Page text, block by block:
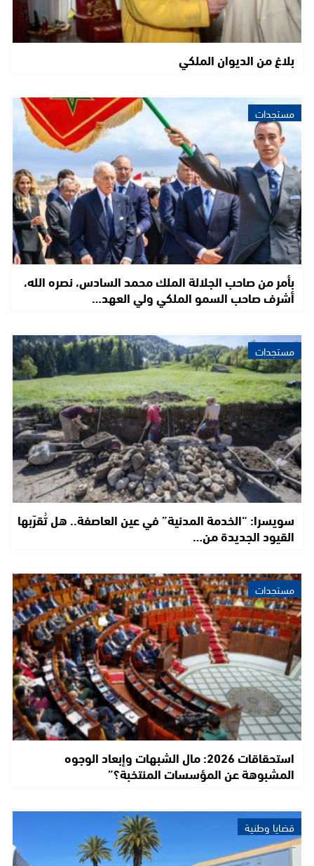
بلاغ من الديوان الملكي
مستجدات
بأمر من صاحب الجلالة الملك محمد السادس، نصره الله،
أشرف صاحب السمو الملكي ولي العهد…
مستجدات
سويسرا: “الخدمة المدنية” في عين العاصفة.. هل تُقرّبها
القيود الجديدة من…
مستجدات
استحقاقات 2026: مال الشبهات وإبعاد الوجوه
المشبوهة عن المؤسسات المنتخبة؟”
قضايا وطنية